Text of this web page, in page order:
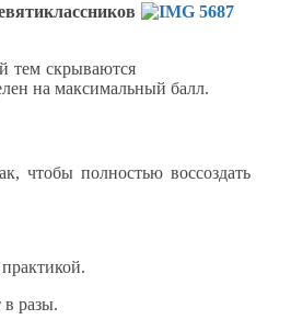
тем скрываются
на максимальный балл.
чтобы полностью воссоздать
в разы.